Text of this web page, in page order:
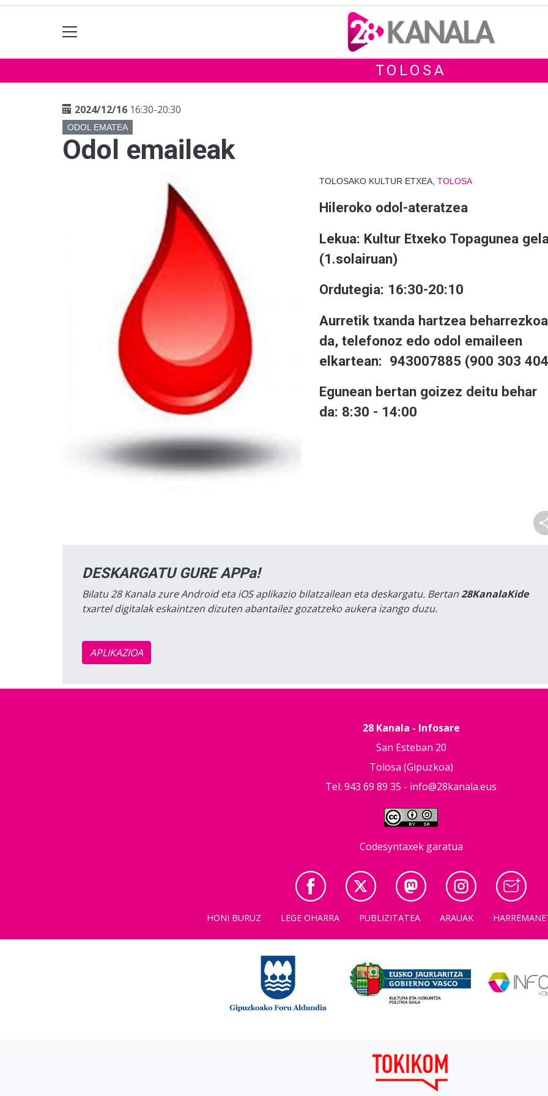
TOLOSA
2024/12/16 16:30-20:30
ODOL EMATEA
Odol emaileak
TOLOSAKO KULTUR ETXEA, TOLOSA
Hileroko odol-ateratzea
Lekua: Kultur Etxeko Topagunea
(1.solairuan)
Ordutegia: 16:30-20:10
Aurretik txanda hartzea beharrezkoa
da, telefonoz edo odol emaileen
elkartean: 943007885 (900 303
Egunean bertan goizez deitu behar
da: 8:30 - 14:00
DESKARGATU GURE APPa!
Bilatu 28 Kanala zure Android eta iOS aplikazio bilatzailean eta deskargatu. Bertan28KanalaKide
txartel digitalak eskaintzen dizuten abantailez gozatzeko aukera izango duzu.
APLIKAZIOA
28 Kanala - Infosare
San Esteban 20
Tolosa (Gipuzkoa)
Tel: 943 69 89 35 - info@28kanala.eus
Codesyntaxek garatua
HONI BURUZ LEGE OHARRA PUBLIZITATEA ARAUAK